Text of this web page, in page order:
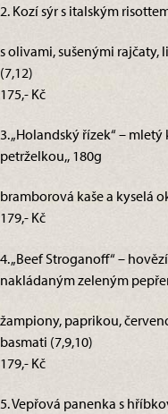
2. Kozí sýr s italským
s olivami, sušenými
(7,12)
175,- Kč
3. „Holandský řízek“ –
petrželkou,, 180g
bramborová kaše a kyselá
179,- Kč
4. „Beef Stroganoff“ –
nakládaným zeleným
žampiony, paprikou,
basmati (7,9,10)
179,- Kč
5. Vepřová panenka s